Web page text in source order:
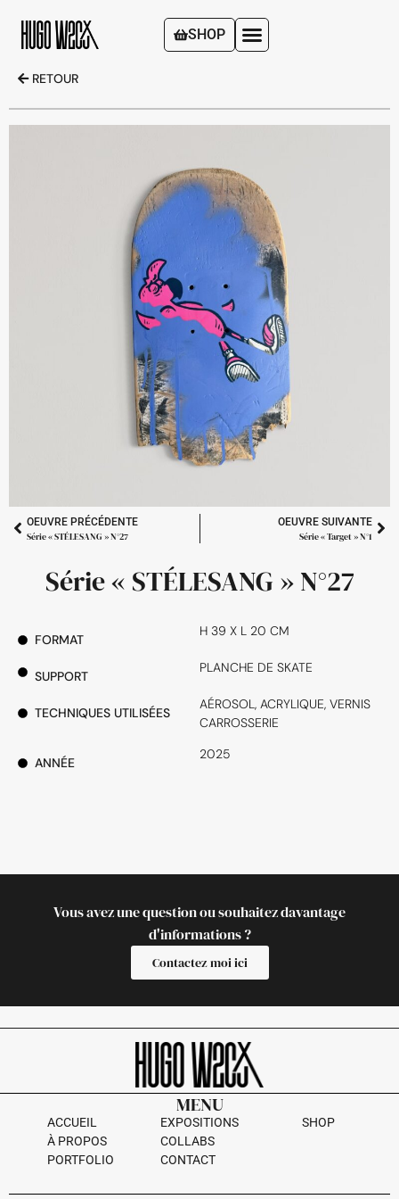
SHOP
RETOUR
OEUVRE PRÉCÉDENTE
Série « STÉLESANG » N°27
OEUVRE SUIVANTE
Série « Target » N°1
Série « STÉLESANG » N°27
FORMAT
H 39 X L 20 CM
SUPPORT
PLANCHE DE SKATE
TECHNIQUES UTILISÉES
AÉROSOL, ACRYLIQUE, VERNIS
CARROSSERIE
ANNÉE
2025
Vous avez une question ou souhaitez davantage
d'informations ?
Contactez moi ici
MENU
ACCUEIL
À PROPOS
PORTFOLIO
EXPOSITIONS
COLLABS
CONTACT
SHOP